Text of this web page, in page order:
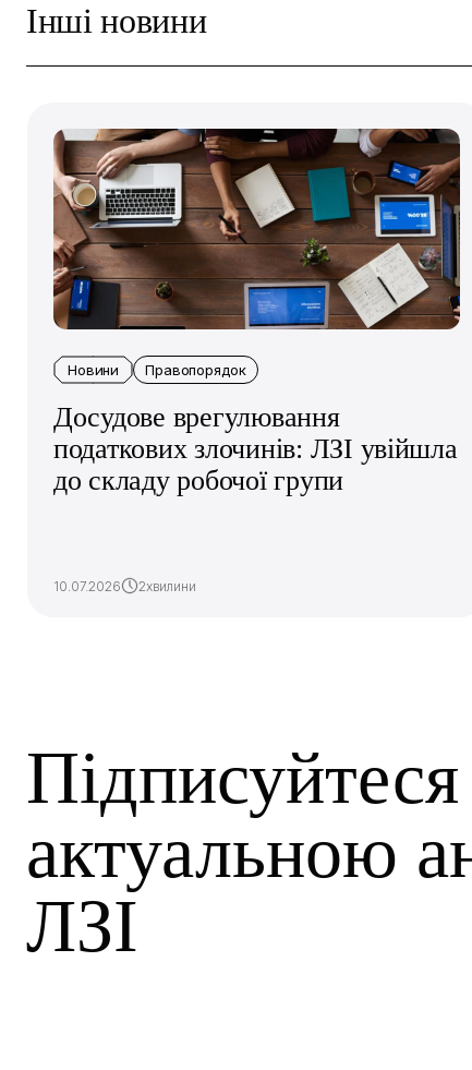
Інші новини
Новини Правопорядок
Досудове врегулювання
податкових злочинів: ЛЗІ увійшла
до складу робочої групи
10.07.2026 2хвилини
актуальною
ЛЗІ